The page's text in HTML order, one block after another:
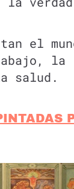
el
la
salud.